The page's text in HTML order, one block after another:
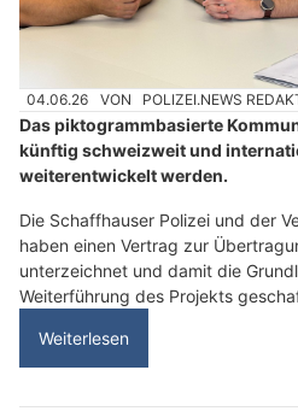
04.06.26 VON POLIZEI.NEWS
Das piktogrammbasierte
künftig schweizweit und
weiterentwickelt werden.
Die Schaffhauser Polizei und der
haben einen Vertrag zur
unterzeichnet und damit die
Weiterführung des Projekts
Weiterlesen